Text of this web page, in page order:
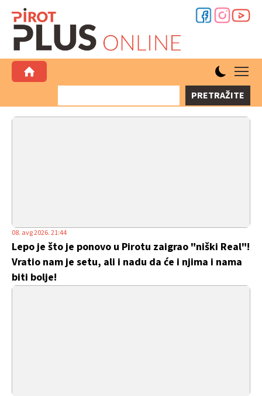
PRETRAŽITE
Lepo je što je ponovo u Pirotu zaigrao "niški Real"!
Vratio nam je setu, ali i nadu da će i njima i nama
biti bolje!
08. avg 2026. 21:44